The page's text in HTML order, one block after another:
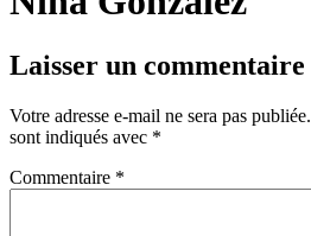
Laisser un commentaire
Votre adresse e-mail ne sera pas publiée.
sont indiqués avec *
Commentaire *